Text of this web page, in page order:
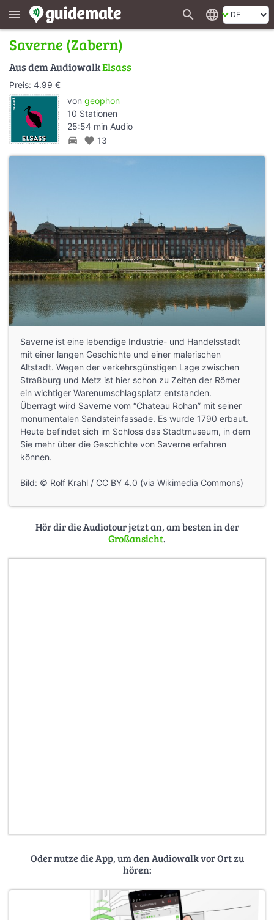
menu search language
Saverne (Zabern)
Aus dem AudiowalkElsass
Preis: 4.99 €
von geophon
10 Stationen
25:54 min Audio
directions_car favorite 13
Saverne ist eine lebendige Industrie- und Handelsstadt
mit einer langen Geschichte und einer malerischen
Altstadt. Wegen der verkehrsgünstigen Lage zwischen
Straßburg und Metz ist hier schon zu Zeiten der Römer
ein wichtiger Warenumschlagsplatz entstanden.
Überragt wird Saverne vom “Chateau Rohan” mit seiner
monumentalen Sandsteinfassade. Es wurde 1790 erbaut.
Heute befindet sich im Schloss das Stadtmuseum, in dem
Sie mehr über die Geschichte von Saverne erfahren
können.
Bild: © Rolf Krahl / CC BY 4.0 (via Wikimedia Commons)
Hör dir die Audiotour jetzt an, am besten in der
Großansicht.
Oder nutze die App, um den Audiowalk vor Ort zu
hören: